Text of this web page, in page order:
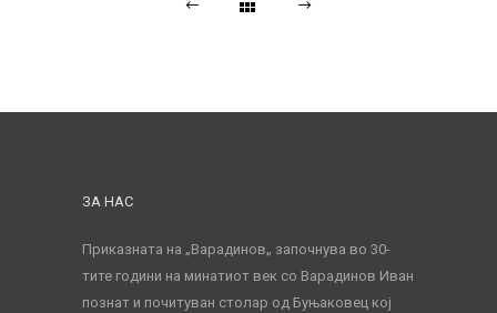
ЗА НАС
Приказната на „Варадинов„ започнува во 30-
тите години на минатиот век со Варадинов Иван
познат и почитуван столар од Буњаковец кој